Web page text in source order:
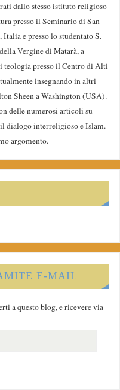
dallo stesso istituto religioso
presso il Seminario di San
e presso lo studentato S.
Vergine di Matarà, a
teologia presso il Centro di Alti
insegnando in altri
Sheen a Washington (USA).
delle numerosi articoli su
dialogo interreligioso e Islam.
argomento.
E-MAIL
a questo blog, e ricevere via